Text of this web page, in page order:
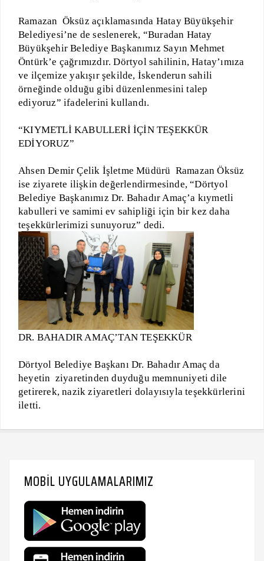
Ramazan Öksüz açıklamasında Hatay Büyükşehir
Belediyesi’ne de seslenerek, “Buradan Hatay
Büyükşehir Belediye Başkanımız Sayın Mehmet
Öntürk’e çağrımızdır. Dörtyol sahilinin, Hatay’ımıza
ve ilçemize yakışır şekilde, İskenderun sahili
örneğinde olduğu gibi düzenlenmesini talep
ediyoruz” ifadelerini kullandı.
“KIYMETLİ KABULLERİ İÇİN TEŞEKKÜR
EDİYORUZ”
Ahsen Demir Çelik İşletme Müdürü Ramazan Öksüz
ise ziyarete ilişkin değerlendirmesinde, “Dörtyol
Belediye Başkanımız Dr. Bahadır Amaç’a kıymetli
kabulleri ve samimi ev sahipliği için bir kez daha
teşekkürlerimizi sunuyoruz” dedi.
DR. BAHADIR AMAÇ’TAN TEŞEKKÜR
Dörtyol Belediye Başkanı Dr. Bahadır Amaç da
heyetin ziyaretinden duyduğu memnuniyeti dile
getirerek, nazik ziyaretleri dolayısıyla teşekkürlerini
iletti.
MOBIL UYGULAMALARIMIZ